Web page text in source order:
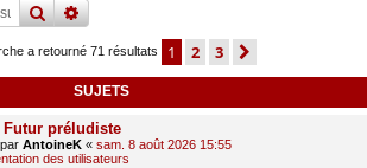
rechercher
recherche
a retourné 71 résultats 1 2 3
SUJETS
Futur préludiste
AntoineK « sam. 8 août 2026 15:55
des utilisateurs